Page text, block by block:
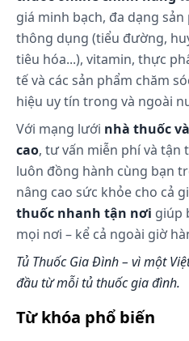
quá liều khuyến cáo
vệ sức khỏe không thay
đa dạng cân bằng và lối
tầm tay trẻ nhỏ.
Nơi khô, mát, tránh ánh
ẩm 20-65%.
giá minh bạch, đa dạng
thông dụng (tiểu đường,
tiêu hóa...), vitamin, thực
tế và các sản phẩm chăm
hiệu uy tín trong và ngoài
Với mạng lưới nhà thuốc
cao, tư vấn miễn phí và tận
luôn đồng hành cùng bạn
nâng cao sức khỏe cho cả
thuốc nhanh tận nơi giúp
mọi nơi – kể cả ngoài giờ
Tủ Thuốc Gia Đình – vì một
đầu từ mỗi tủ thuốc gia đình.
Từ khóa phổ biến